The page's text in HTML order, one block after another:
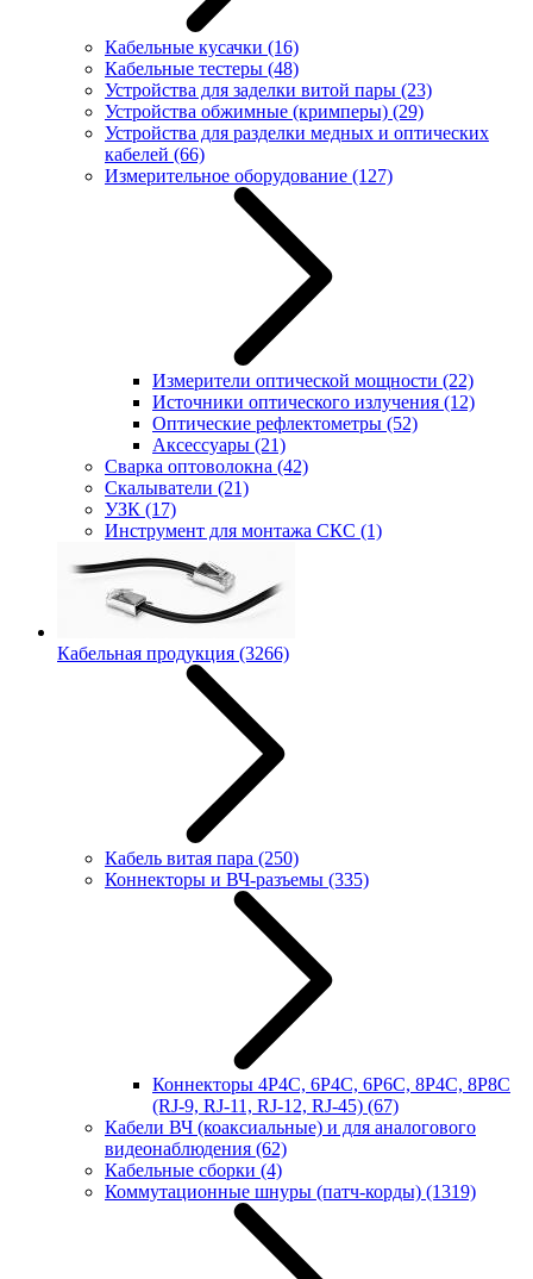
Кабельные кусачки (16)
Кабельные тестеры (48)
Устройства для заделки витой пары (23)
Устройства обжимные (кримперы) (29)
Устройства для разделки медных и оптических
кабелей (66)
Измерительное оборудование (127)
Измерители оптической мощности (22)
Источники оптического излучения (12)
Оптические рефлектометры (52)
Аксессуары (21)
Сварка оптоволокна (42)
Скалыватели (21)
УЗК (17)
Инструмент для монтажа СКС (1)
Кабельная продукция (3266)
Кабель витая пара (250)
Коннекторы и ВЧ-разъемы (335)
Коннекторы 4P4C, 6P4C, 6P6C, 8P4C, 8P8C
(RJ-9, RJ-11, RJ-12, RJ-45) (67)
Кабели ВЧ (коаксиальные) и для аналогового
видеонаблюдения (62)
Кабельные сборки (4)
Коммутационные шнуры (патч-корды) (1319)